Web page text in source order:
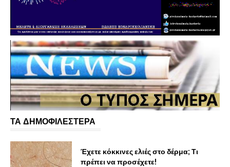
ΤΑ ΔΗΜΟΦΙΛΕΣΤΕΡΑ
Έχετε κόκκινες ελιές στο δέρμα; Τι
πρέπει να προσέχετε!